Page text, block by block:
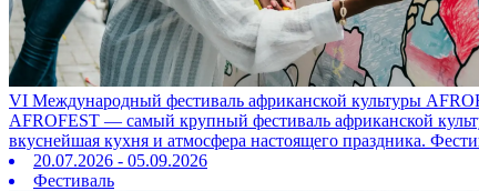
VI Международный фестиваль африканской культуры
AFROFEST — самый крупный фестиваль африканской
вкуснейшая кухня и атмосфера настоящего праздника.
20.07.2026 - 05.09.2026
Фестиваль